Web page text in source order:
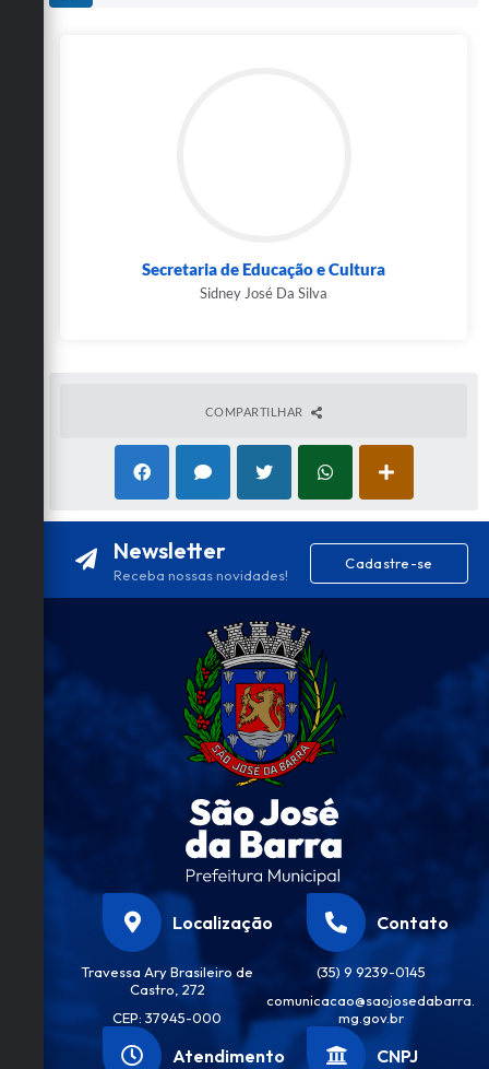
Secretaria de Educação e Cultura
Sidney José Da Silva
COMPARTILHAR
Newsletter
Receba nossas novidades!
Cadastre-se
Localização
Travessa Ary Brasileiro de
Castro, 272
CEP: 37945-000
Contato
(35) 9 9239-0145
comunicacao@saojosedabarra.
mg.gov.br
Atendimento CNPJ